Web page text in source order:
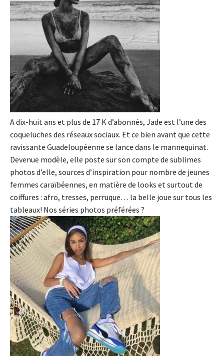
A dix-huit ans et plus de 17 K d’abonnés, Jade est l’une des
coqueluches des réseaux sociaux. Et ce bien avant que cette
ravissante Guadeloupéenne se lance dans le mannequinat.
Devenue modèle, elle poste sur son compte de sublimes
photos d’elle, sources d’inspiration pour nombre de jeunes
femmes caraïbéennes, en matière de looks et surtout de
coiffures : afro, tresses, perruque… la belle joue sur tous les
tableaux! Nos séries photos préférées ?